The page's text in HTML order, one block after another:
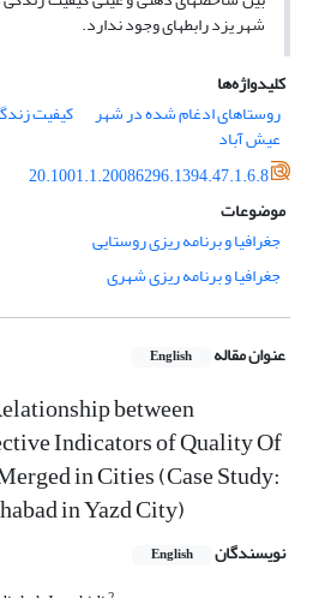
شهر یزد رابطه­ای وجود ندارد.
کلیدواژه‌ها
روستاهای ادغام شده در شهر
کیفیت
عیش آباد
20.1001.1.20086296.1394.47.1.6.8
موضوعات
جغرافیا و برنامه ریزی روستایی
جغرافیا و برنامه ریزی شهری
عنوان مقاله English
between
Indicators of Quality Of
in Cities (Case Study:
in Yazd City)
نویسندگان English